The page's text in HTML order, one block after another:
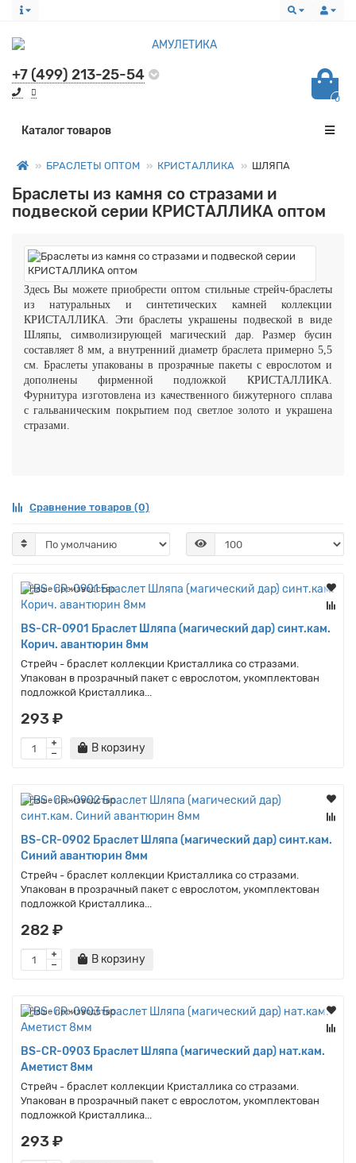
+7 (499) 213-25-54
0
Все категории
Каталог товаров
БРАСЛЕТЫ ОПТОМ КРИСТАЛЛИКА ШЛЯПА
Браслеты из камня со стразами и
подвеской серии КРИСТАЛЛИКА оптом
Здесь Вы можете приобрести оптом стильные стрейч-браслеты
из натуральных и синтетических камней коллекции
КРИСТАЛЛИКА. Эти браслеты украшены подвеской в виде
Шляпы, символизирующей магический дар.
Размер бусин
составляет 8 мм, а внутренний диаметр браслета примерно 5,5
см. Браслеты упакованы в прозрачные пакеты с еврослотом и
дополнены фирменной подложкой КРИСТАЛЛИКА.
Фурнитура изготовлена из качественного бижутерного сплава
с гальваническим покрытием под светлое золото и украшена
стразами.
Сравнение товаров (0)
Наше производство
BS-CR-0901 Браслет Шляпа (магический дар) синт.кам.
Корич. авантюрин 8мм
Стрейч - браслет коллекции Кристаллика со стразами.
Упакован в прозрачный пакет с еврослотом, укомплектован
подложкой Кристаллика...
293 ₽
В корзину
Наше производство
BS-CR-0902 Браслет Шляпа (магический дар) синт.кам.
Синий авантюрин 8мм
Стрейч - браслет коллекции Кристаллика со стразами.
Упакован в прозрачный пакет с еврослотом, укомплектован
подложкой Кристаллика...
282 ₽
В корзину
Наше производство
BS-CR-0903 Браслет Шляпа (магический дар) нат.кам.
Аметист 8мм
Стрейч - браслет коллекции Кристаллика со стразами.
Упакован в прозрачный пакет с еврослотом, укомплектован
подложкой Кристаллика...
293 ₽